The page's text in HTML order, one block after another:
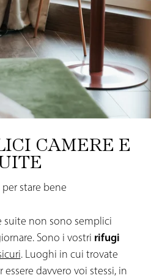
CAMERE E
per stare bene
suite non sono semplici
Sono i vostri rifugi
. Luoghi in cui trovate
essere davvero voi stessi, in